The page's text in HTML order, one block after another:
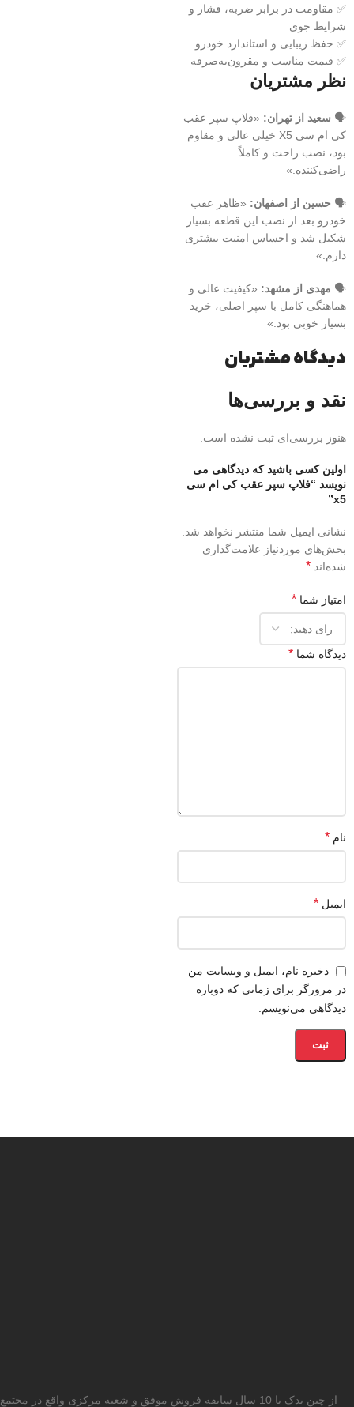
✅ مقاومت در برابر ضربه، فشار و
شرایط جوی
✅ حفظ زیبایی و استاندارد خودرو
✅ قیمت مناسب و مقرون‌به‌صرفه
نظر مشتریان
🗣️ سعید از تهران: «فلاپ سپر عقب
کی ام سی X5 خیلی عالی و مقاوم
بود، نصب راحت و کاملاً
راضی‌کننده.»
🗣️ حسین از اصفهان: «ظاهر عقب
خودرو بعد از نصب این قطعه بسیار
شکیل شد و احساس امنیت بیشتری
دارم.»
🗣️ مهدی از مشهد: «کیفیت عالی و
هماهنگی کامل با سپر اصلی، خرید
بسیار خوبی بود.»
دیدگاه مشتریان
نقد و بررسی‌ها
هنوز بررسی‌ای ثبت نشده است.
اولین کسی باشید که دیدگاهی می
نویسد “فلاپ سپر عقب کی ام سی
x5”
نشانی ایمیل شما منتشر نخواهد شد.
بخش‌های موردنیاز علامت‌گذاری
شده‌اند *
امتیاز شما *
دیدگاه شما *
نام *
ایمیل *
ذخیره نام، ایمیل و وبسایت من
در مرورگر برای زمانی که دوباره
دیدگاهی می‌نویسم.
از چین یدک با 10 سال سابقه فروش موفق و شعبه مرکزی واقع در مجتمع